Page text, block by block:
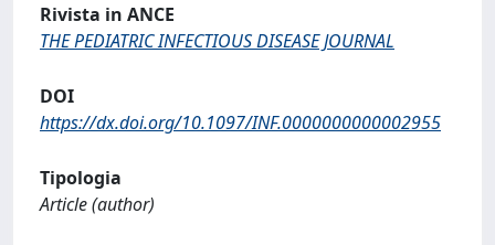
Rivista in ANCE
THE PEDIATRIC INFECTIOUS DISEASE JOURNAL
DOI
https://dx.doi.org/10.1097/INF.0000000000002955
Tipologia
Article (author)